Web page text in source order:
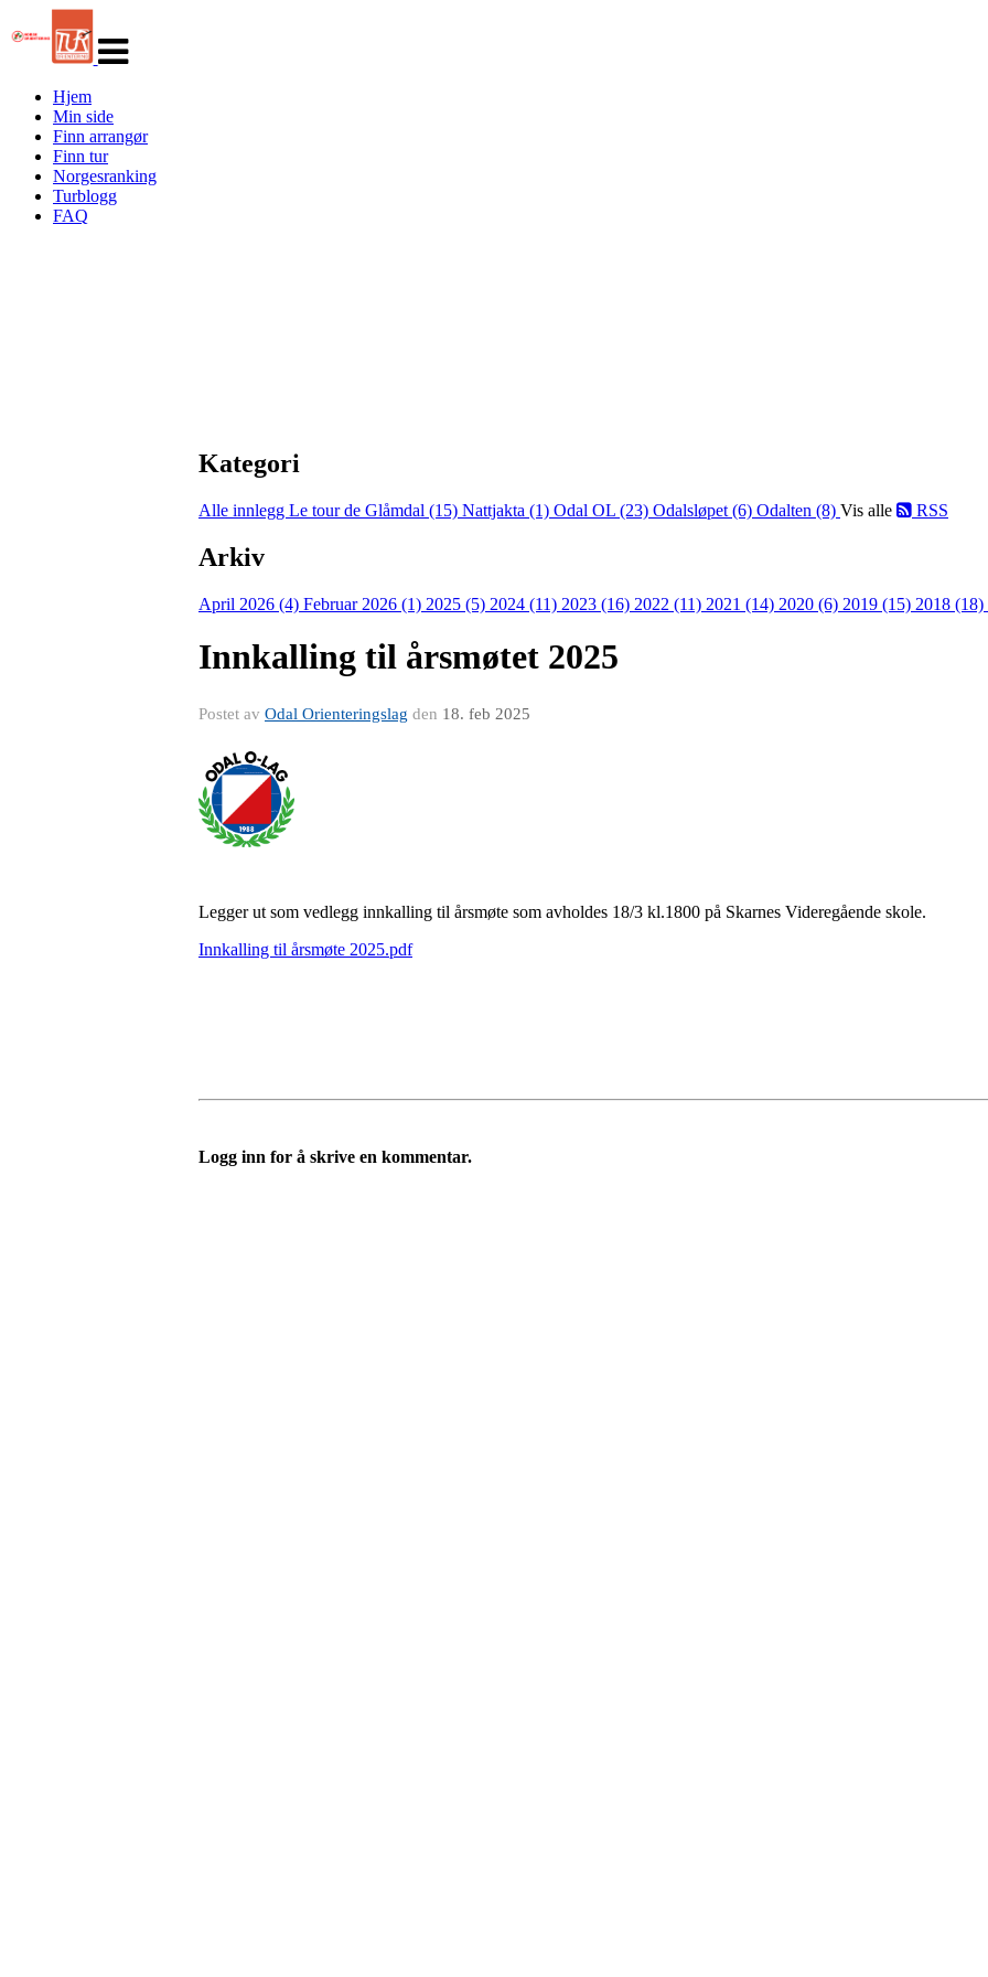
navigasjon
Hjem
Min side
Finn arrangør
Finn tur
Norgesranking
Turblogg
FAQ
Kategori
Alle innlegg Le tour de Glåmdal (15) Nattjakta (1) Odal OL (23) Odalsløpet (6) Odalten (8) Vis alle RSS
Arkiv
April 2026 (4) Februar 2026 (1) 2025 (5) 2024 (11) 2023 (16) 2022 (11) 2021 (14) 2020 (6) 2019 (15) 2018 (18)
Innkalling til årsmøtet 2025
Postet av Odal Orienteringslag den 18. feb 2025
Legger ut som vedlegg innkalling til årsmøte som avholdes 18/3 kl.1800 på Skarnes Videregående skole.
Innkalling til årsmøte 2025.pdf
Logg inn for å skrive en kommentar.